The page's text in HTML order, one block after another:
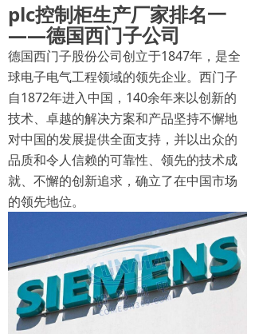
plc控制柜生产厂家排名一
——德国西门子公司
德国西门子股份公司创立于1847年，是全
球电子电气工程领域的领先企业。西门子
自1872年进入中国，140余年来以创新的
技术、卓越的解决方案和产品坚持不懈地
对中国的发展提供全面支持，并以出众的
品质和令人信赖的可靠性、领先的技术成
就、不懈的创新追求，确立了在中国市场
的领先地位。